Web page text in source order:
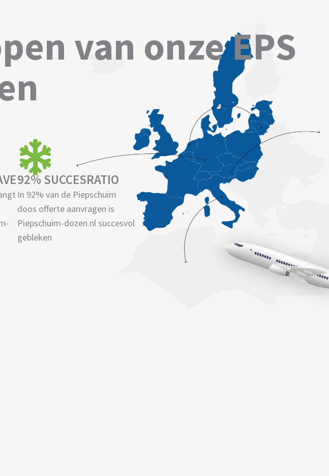
van onze EPS
92% SUCCESRATIO
In 92% van de Piepschuim
doos offerte aanvragen is
Piepschuim-dozen.nl succesvol
gebleken